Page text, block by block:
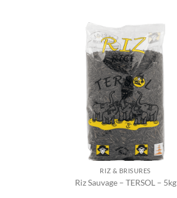
RIZ & BRISURES
Riz Sauvage – TERSOL – 5kg